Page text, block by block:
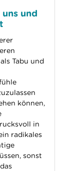
und
Tabu und
können,
in
radikales
sonst